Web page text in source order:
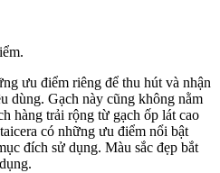
ưu điểm riêng để thu hút và nhận
dùng. Gạch này cũng không nằm
hàng trải rộng từ gạch ốp lát cao
có những ưu điểm nổi bật
đích sử dụng. Màu sắc đẹp bắt